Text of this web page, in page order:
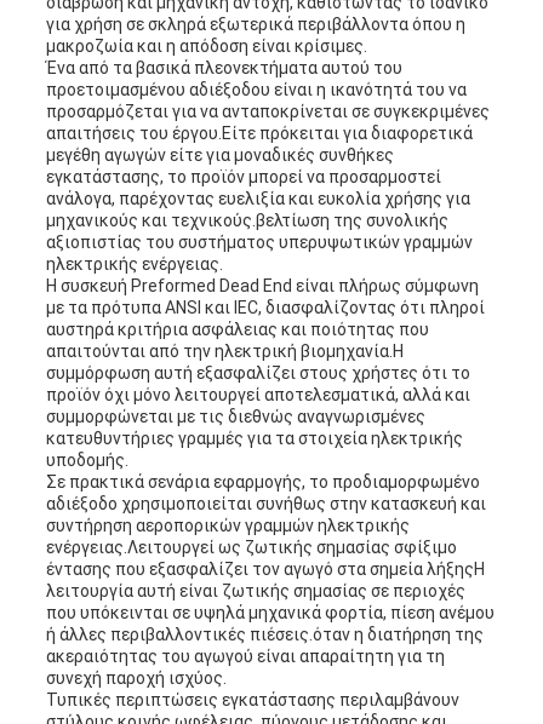
για χρήση σε σκληρά εξωτερικά περιβάλλοντα όπου η
μακροζωία και η απόδοση είναι κρίσιμες.
Ένα από τα βασικά πλεονεκτήματα αυτού του
προετοιμασμένου αδιέξοδου είναι η ικανότητά του να
προσαρμόζεται για να ανταποκρίνεται σε συγκεκριμένες
απαιτήσεις του έργου.Είτε πρόκειται για διαφορετικά
μεγέθη αγωγών είτε για μοναδικές συνθήκες
εγκατάστασης, το προϊόν μπορεί να προσαρμοστεί
ανάλογα, παρέχοντας ευελιξία και ευκολία χρήσης για
μηχανικούς και τεχνικούς.βελτίωση της συνολικής
αξιοπιστίας του συστήματος υπερυψωτικών γραμμών
ηλεκτρικής ενέργειας.
Η συσκευή Preformed Dead End είναι πλήρως σύμφωνη
με τα πρότυπα ANSI και IEC, διασφαλίζοντας ότι πληροί
αυστηρά κριτήρια ασφάλειας και ποιότητας που
απαιτούνται από την ηλεκτρική βιομηχανία.Η
συμμόρφωση αυτή εξασφαλίζει στους χρήστες ότι το
προϊόν όχι μόνο λειτουργεί αποτελεσματικά, αλλά και
συμμορφώνεται με τις διεθνώς αναγνωρισμένες
κατευθυντήριες γραμμές για τα στοιχεία ηλεκτρικής
υποδομής.
Σε πρακτικά σενάρια εφαρμογής, το προδιαμορφωμένο
αδιέξοδο χρησιμοποιείται συνήθως στην κατασκευή και
συντήρηση αεροπορικών γραμμών ηλεκτρικής
ενέργειας.Λειτουργεί ως ζωτικής σημασίας σφίξιμο
έντασης που εξασφαλίζει τον αγωγό στα σημεία λήξηςΗ
λειτουργία αυτή είναι ζωτικής σημασίας σε περιοχές
που υπόκεινται σε υψηλά μηχανικά φορτία, πίεση ανέμου
ή άλλες περιβαλλοντικές πιέσεις.όταν η διατήρηση της
ακεραιότητας του αγωγού είναι απαραίτητη για τη
συνεχή παροχή ισχύος.
Τυπικές περιπτώσεις εγκατάστασης περιλαμβάνουν